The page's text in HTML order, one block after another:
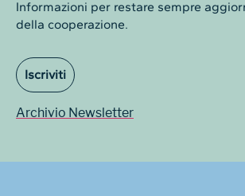
Informazioni per restare sempre
della cooperazione.
Iscriviti
Archivio Newsletter